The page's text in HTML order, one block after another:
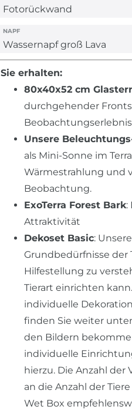
NAPF
Sie erhalten:
80x40x52 cm
durchgehender
Unsere
als Mini-Sonne im
Wärmestrahlung und
Beobachtung.
ExoTerra Forest Bark:
Attraktivität
Dekoset Basic:
Grundbedürfnisse der
Hilfestellung zu
Tierart einrichten
individuelle
finden Sie weiter
den Bildern
individuelle
hierzu. Die Anzahl
an die Anzahl der
Wet Box